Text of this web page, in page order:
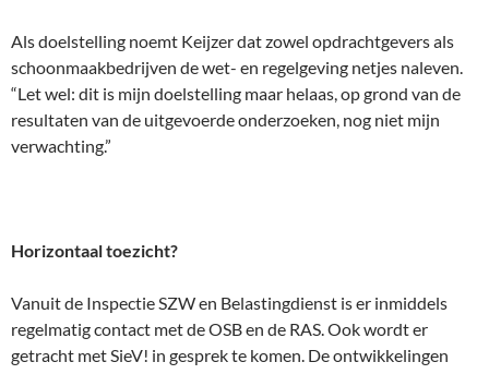
Als doelstelling noemt Keijzer dat zowel opdrachtgevers als
schoonmaakbedrijven de wet- en regelgeving netjes naleven.
“Let wel: dit is mijn doelstelling maar helaas, op grond van de
resultaten van de uitgevoerde onderzoeken, nog niet mijn
verwachting.”
Horizontaal toezicht?
Vanuit de Inspectie SZW en Belastingdienst is er inmiddels
regelmatig contact met de OSB en de RAS. Ook wordt er
getracht met SieV! in gesprek te komen. De ontwikkelingen